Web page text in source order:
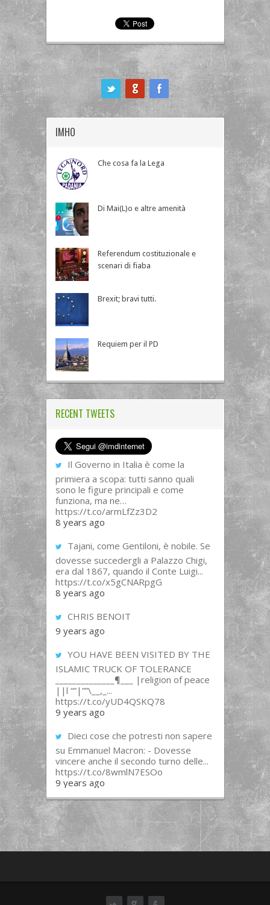
IMHO
Che cosa fa la Lega
Di Mai(L)o e altre amenità
Referendum costituzionale e
scenari di fiaba
Brexit; bravi tutti.
Requiem per il PD
RECENT TWEETS
Il Governo in Italia è come la
primiera a scopa: tutti sanno quali
sono le figure principali e come
funziona, ma ne…
https://t.co/armLfZz3D2
8 years ago
Tajani, come Gentiloni, è nobile. Se
dovesse succedergli a Palazzo Chigi,
era dal 1867, quando il Conte Luigi...
https://t.co/x5gCNARpgG
8 years ago
CHRIS BENOIT
9 years ago
YOU HAVE BEEN VISITED BY THE
ISLAMIC TRUCK OF TOLERANCE
______________¶___ |religion of peace
||l “”|””\__,_...
https://t.co/yUD4QSKQ78
9 years ago
Dieci cose che potresti non sapere
su Emmanuel Macron: - Dovesse
vincere anche il secondo turno delle...
https://t.co/8wmlN7ESOo
9 years ago